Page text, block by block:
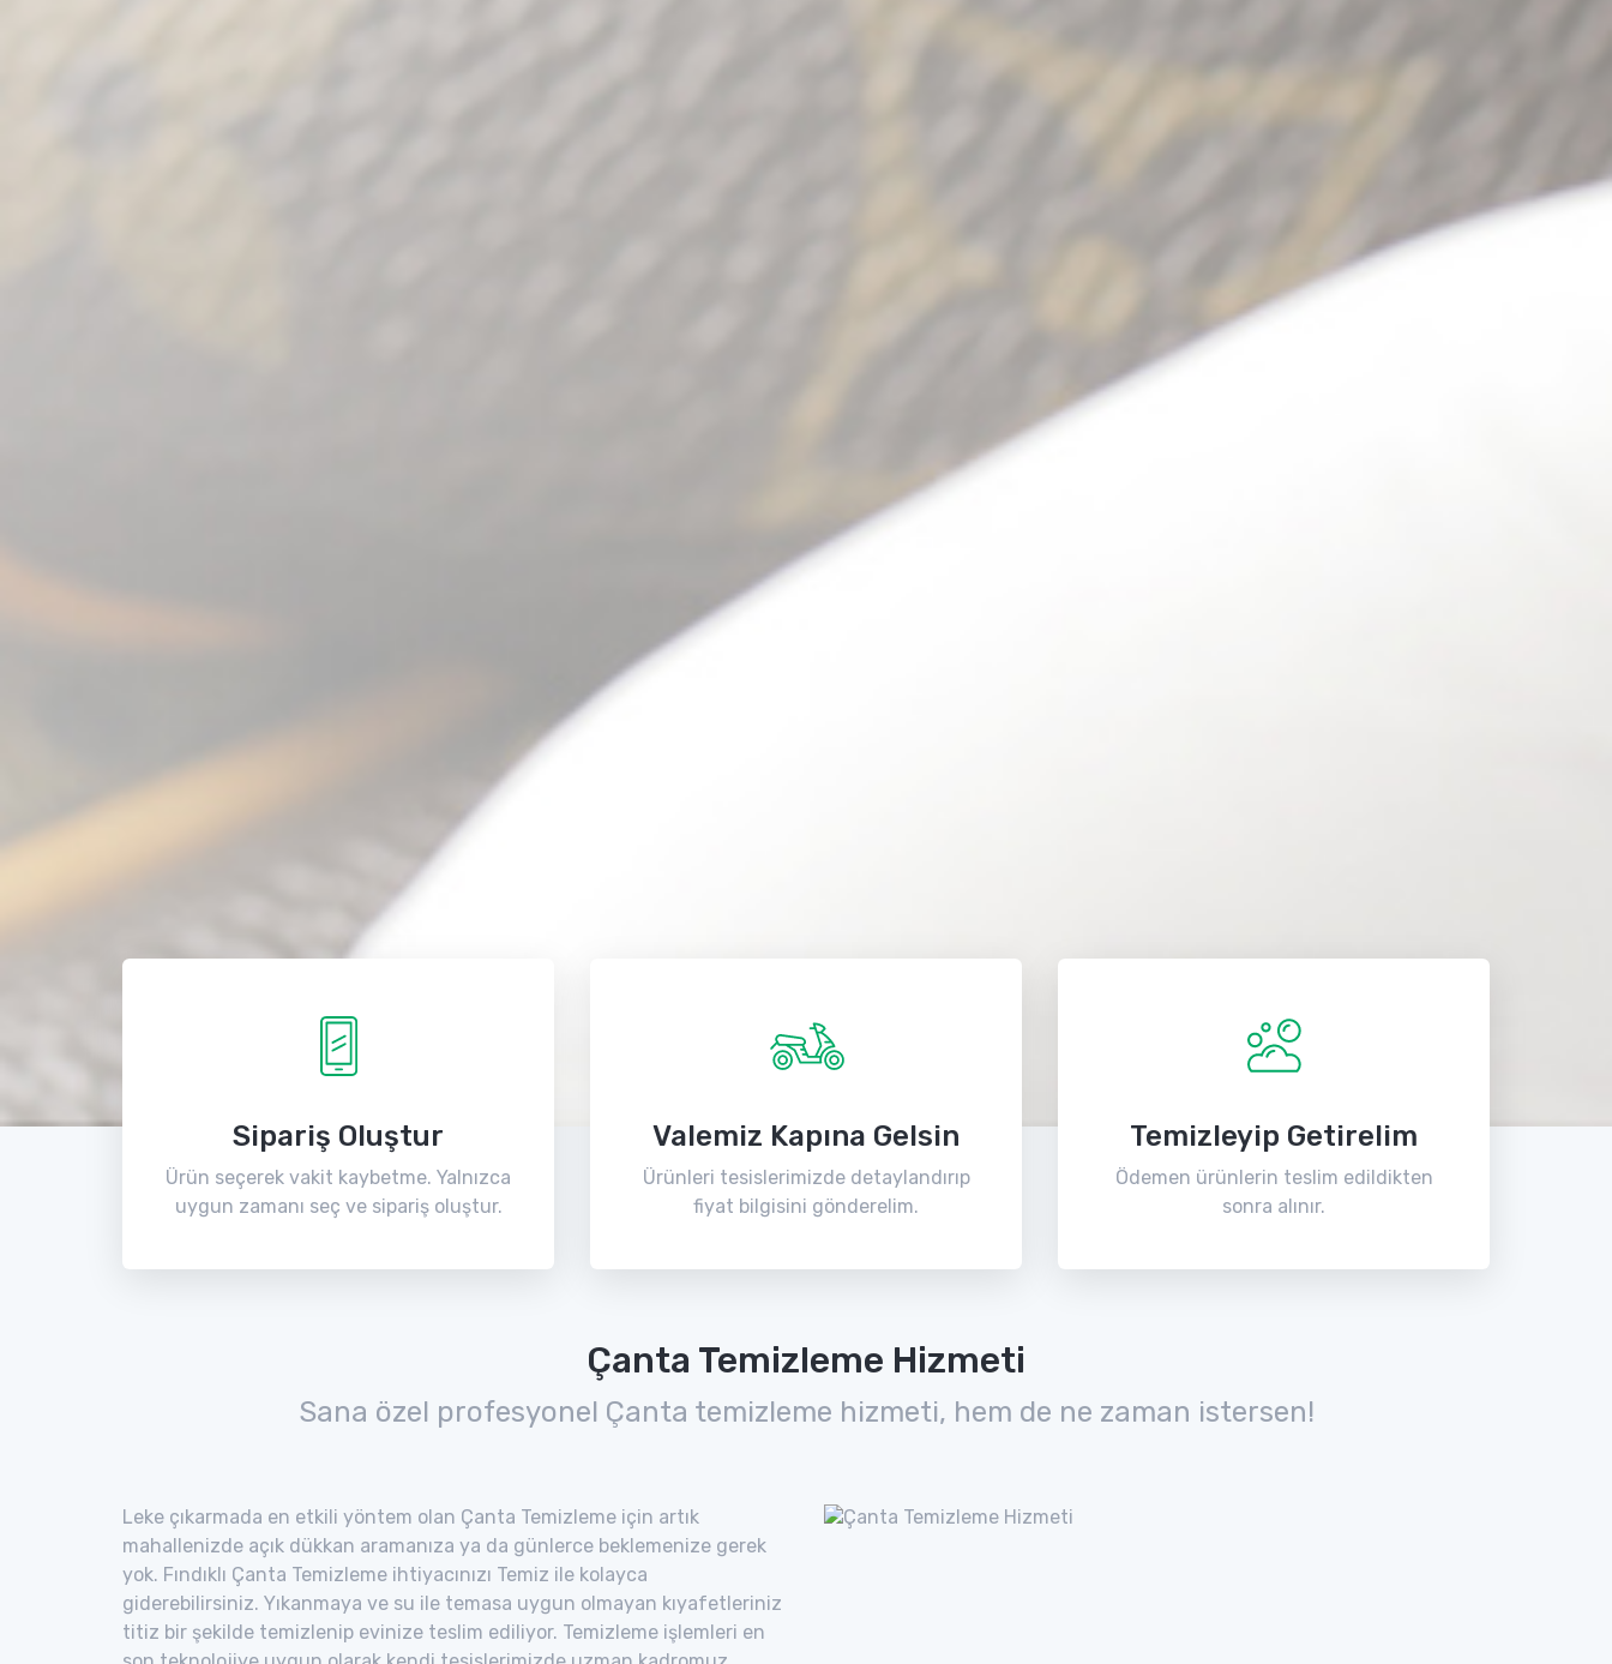
Sipariş Oluştur
Ürün seçerek vakit kaybetme. Yalnızca
uygun zamanı seç ve sipariş oluştur.
Valemiz Kapına Gelsin
Ürünleri tesislerimizde detaylandırıp
fiyat bilgisini gönderelim.
Temizleyip Getirelim
Ödemen ürünlerin teslim edildikten
sonra alınır.
Çanta Temizleme Hizmeti
Sana özel profesyonel Çanta temizleme hizmeti, hem de ne zaman istersen!
Leke çıkarmada en etkili yöntem olan Çanta Temizleme için artık
mahallenizde açık dükkan aramanıza ya da günlerce beklemenize gerek
yok. Fındıklı Çanta Temizleme ihtiyacınızı Temiz ile kolayca
giderebilirsiniz. Yıkanmaya ve su ile temasa uygun olmayan kıyafetleriniz
titiz bir şekilde temizlenip evinize teslim ediliyor. Temizleme işlemleri en